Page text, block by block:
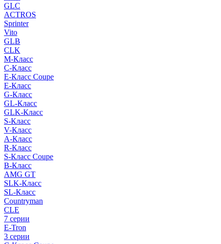
GLC
ACTROS
Sprinter
Vito
GLB
CLK
M-Класс
C-Класс
E-Класс Coupe
E-Класс
G-Класс
GL-Класс
GLK-Класс
S-Класс
V-Класс
A-Класс
R-Класс
S-Класс Сoupe
B-Класс
AMG GT
SLK-Класс
SL-Класс
Countryman
CLE
7 серии
E-Tron
3 серии